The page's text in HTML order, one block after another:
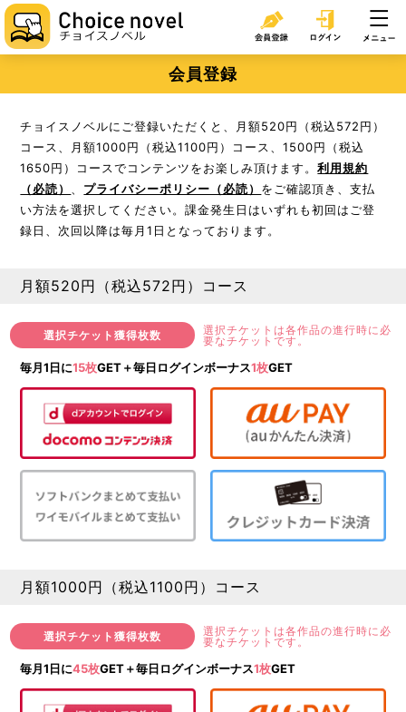
会員登録
チョイスノベルにご登録いただくと、月額520円（税込572円）
コース、月額1000円（税込1100円）コース、1500円（税込
1650円）コースでコンテンツをお楽しみ頂けます。利用規約
（必読）
プライバシーポリシー（必読） をご確認頂き、支払
い方法を選択してください。課金発生日はいずれも初回はご登
録日、次回以降は毎月1日となっております。
月額520円（税込572円）コース
選択チケット獲得枚数
選択チケットは各作品の進行時に必
要なチケットです。
毎月1日に15枚GET＋毎日ログインボーナス1枚GET
月額1000円（税込1100円）コース
選択チケット獲得枚数
選択チケットは各作品の進行時に必
要なチケットです。
毎月1日に45枚GET＋毎日ログインボーナス1枚GET